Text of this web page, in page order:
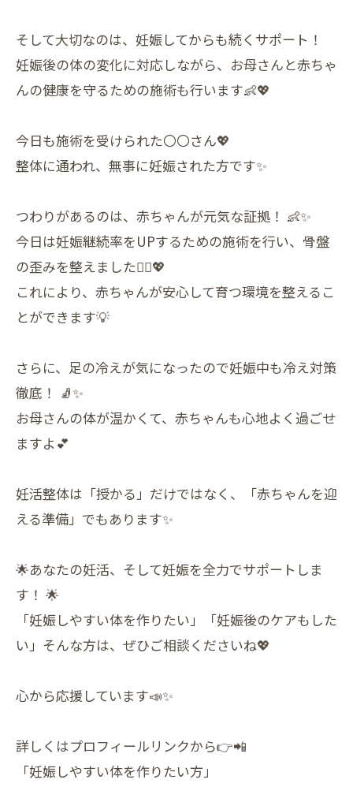
そして大切なのは、妊娠してからも続くサポート！
妊娠後の体の変化に対応しながら、お母さんと赤ちゃ
んの健康を守るための施術も行います👶💖
今日も施術を受けられた〇〇さん💖
整体に通われ、無事に妊娠された方です✨
つわりがあるのは、赤ちゃんが元気な証拠！ 👶✨
今日は妊娠継続率をUPするための施術を行い、骨盤
の歪みを整えました💆‍♀️💖
これにより、赤ちゃんが安心して育つ環境を整えるこ
とができます💡
さらに、足の冷えが気になったので妊娠中も冷え対策
徹底！ 🧦✨
お母さんの体が温かくて、赤ちゃんも心地よく過ごせ
ますよ💕
妊活整体は「授かる」だけではなく、「赤ちゃんを迎
える準備」でもあります✨
🌟あなたの妊活、そして妊娠を全力でサポートしま
す！ 🌟
「妊娠しやすい体を作りたい」「妊娠後のケアもした
い」そんな方は、ぜひご相談くださいね💖
心から応援しています📣✨
詳しくはプロフィールリンクから👉📲
「妊娠しやすい体を作りたい方」